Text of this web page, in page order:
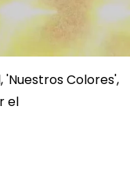
'Nuestros Colores',
el